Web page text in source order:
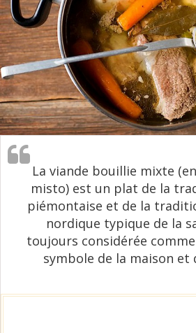
La viande bouillie mixte
misto) est un plat de la
piémontaise et de la
nordique typique de la
toujours considérée
symbole de la maison et